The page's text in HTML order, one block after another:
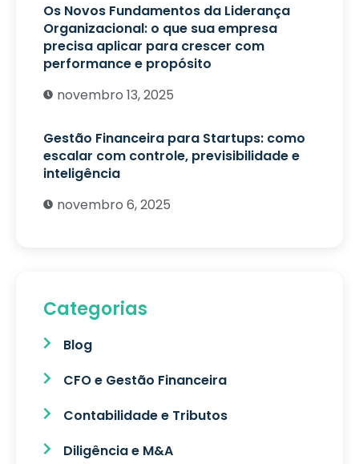
Os Novos Fundamentos da Liderança
Organizacional: o que sua empresa
precisa aplicar para crescer com
performance e propósito
novembro 13, 2025
Gestão Financeira para Startups: como
escalar com controle, previsibilidade e
inteligência
novembro 6, 2025
Categorias
Blog
CFO e Gestão Financeira
Contabilidade e Tributos
Diligência e M&A